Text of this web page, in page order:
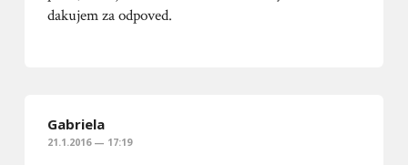
dakujem za odpoved.
Gabriela
21.1.2016 — 17:19